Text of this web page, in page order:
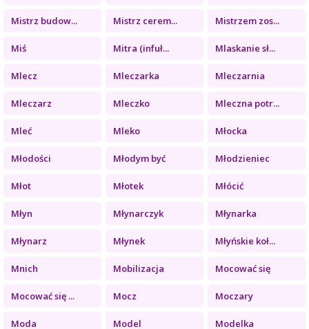
Mistrz budow... Mistrz cerem... Mistrzem zos...
Miś Mitra (infuł... Mlaskanie sł...
Mlecz Mleczarka Mleczarnia
Mleczarz Mleczko Mleczna potr...
Mleć Mleko Młocka
Młodości Młodym być Młodzieniec
Młot Młotek Młócić
Młyn Młynarczyk Młynarka
Młynarz Młynek Młyńskie koł...
Mnich Mobilizacja Mocować się
Mocować się ... Mocz Moczary
Moda Model Modelka